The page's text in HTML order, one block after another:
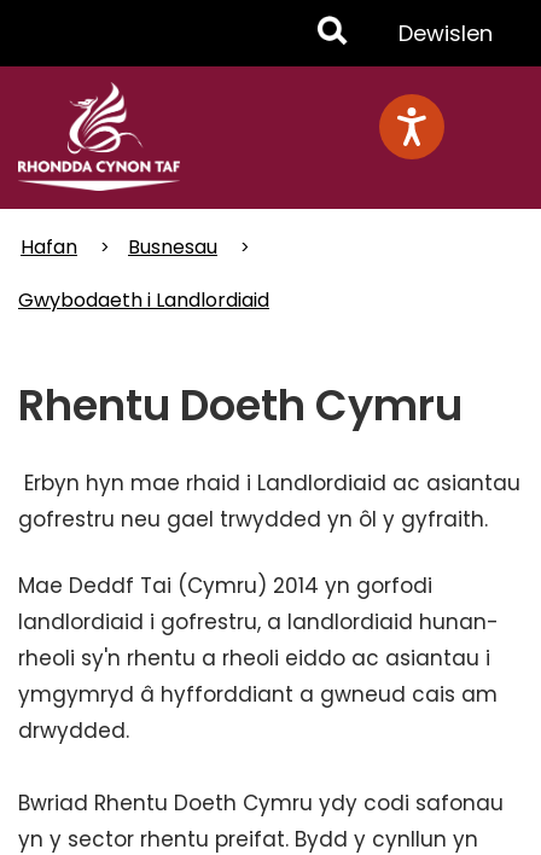
Toggle
Menu
Dewislen
Hafan
Busnesau
Gwybodaeth i Landlordiaid
Rhentu Doeth Cymru
Erbyn hyn mae rhaid i Landlordiaid ac asiantau
gofrestru neu gael trwydded yn ôl y gyfraith.
Mae Deddf Tai (Cymru) 2014 yn gorfodi
landlordiaid i gofrestru, a landlordiaid hunan-
rheoli sy'n rhentu a rheoli eiddo ac asiantau i
ymgymryd â hyfforddiant a gwneud cais am
drwydded.
Bwriad Rhentu Doeth Cymru ydy codi safonau
yn y sector rhentu preifat. Bydd y cynllun yn